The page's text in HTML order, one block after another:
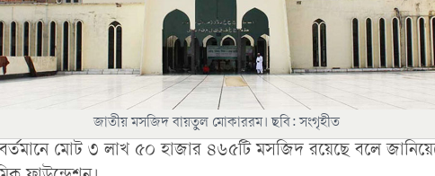
জাতীয় মসজিদ বায়তুল মোকাররম। ছবি: সংগৃহীত
মোট ৩ লাখ ৫০ হাজার ৪৬৫টি মসজিদ রয়েছে বলে